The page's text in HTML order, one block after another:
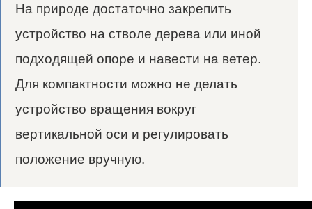
На природе достаточно закрепить
устройство на стволе дерева или иной
подходящей опоре и навести на ветер.
Для компактности можно не делать
устройство вращения вокруг
вертикальной оси и регулировать
положение вручную.